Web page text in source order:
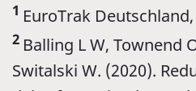
1 EuroTrak
2 Balling L W, Townend
Switalski W. (2020).